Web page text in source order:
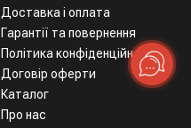
Доставка і оплата
Гарантії та повернення
Політика конфіденційності
Договір оферти
Каталог
Про нас